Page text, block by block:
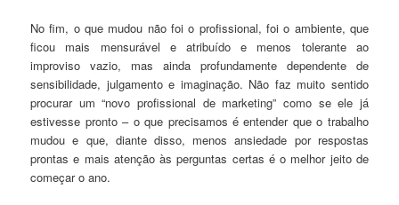
No fim, o que mudou não foi o profissional, foi o ambiente, que
ficou mais mensurável e atribuído e menos tolerante ao
improviso vazio, mas ainda profundamente dependente de
sensibilidade, julgamento e imaginação. Não faz muito sentido
procurar um “novo profissional de marketing” como se ele já
estivesse pronto – o que precisamos é entender que o trabalho
mudou e que, diante disso, menos ansiedade por respostas
prontas e mais atenção às perguntas certas é o melhor jeito de
começar o ano.